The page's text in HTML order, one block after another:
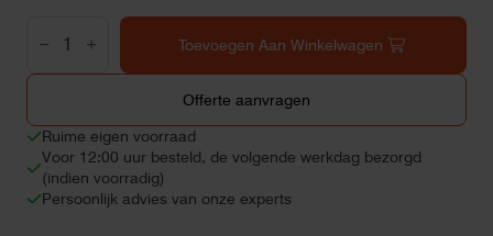
SE7K
fasen)
optimizer
18x
panelen
aantal
Toevoegen Aan Winkelwagen
Offerte aanvragen
Ruime eigen voorraad
Voor 12:00 uur besteld, de volgende werkdag bezorgd
(indien voorradig)
Persoonlijk advies van onze experts